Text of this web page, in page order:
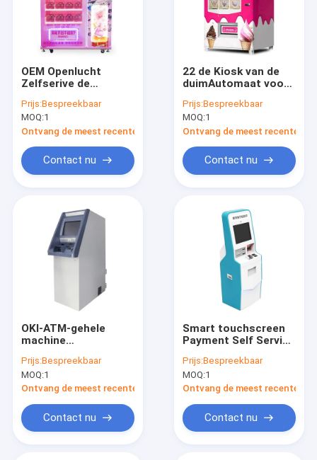
OEM Openlucht
Zelfserive de
van de
Voedselverkoop
Prijs:Bespreekbaar
MOQ:1
Ontvang de meest recente Prijs
Contact nu
22 de Kiosk van de
duimAutomaat voor
Eenheden
Prijs:Bespreekbaar
MOQ:1
Ontvang de meest recente
Contact nu
OKI-ATM-gehele
machine
machine toegepast
in bankfinanciën
Prijs:Bespreekbaar
MOQ:1
Ontvang de meest recente Prijs
Contact nu
Smart touchscreen
Payment Self Service
voor ziekenhuizen
Prijs:Bespreekbaar
MOQ:1
Ontvang de meest recente
Contact nu